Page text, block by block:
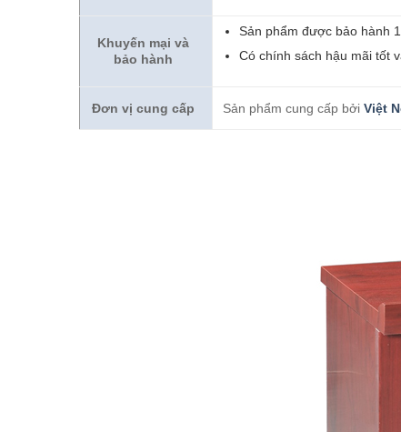
Khuyến mại và
bảo hành
Sản phẩm được bảo hành
Có chính sách hậu mãi tốt
Đơn vị cung cấp Sản phẩm cung cấp bởiViệt